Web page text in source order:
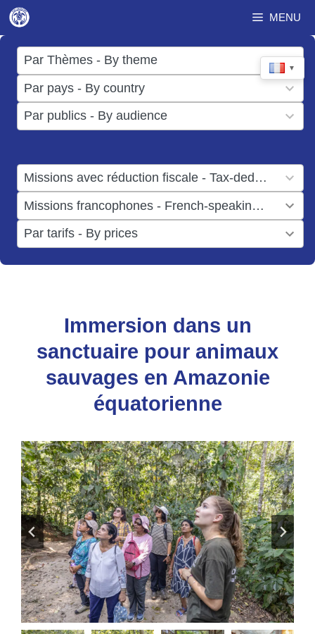
Aller
au
contenu
MENU
▼
Par Thèmes - By theme
17
results
available
Par pays - By country
50
results
available
Par publics - By audience
results
Missions avec réduction fiscale - Tax-deductible missions
result
available
Missions francophones - French-speaking missions
result
available
Par tarifs - By prices
results
available
Immersion dans un
sanctuaire pour animaux
sauvages en Amazonie
équatorienne